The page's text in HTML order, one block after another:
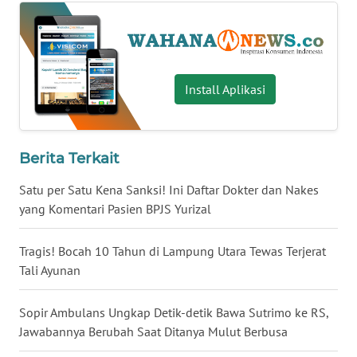
Install Aplikasi
Berita Terkait
Satu per Satu Kena Sanksi! Ini Daftar Dokter dan Nakes
yang Komentari Pasien BPJS Yurizal
Tragis! Bocah 10 Tahun di Lampung Utara Tewas Terjerat
Tali Ayunan
Sopir Ambulans Ungkap Detik-detik Bawa Sutrimo ke RS,
Jawabannya Berubah Saat Ditanya Mulut Berbusa
WN
BABEL
WN
SUMBAR
SUMSEL
BENGKULU
WN
LAMPUNG
WN
JATENG